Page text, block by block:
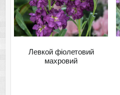
Левкой фіолетовий
махровий